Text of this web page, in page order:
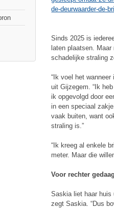
de-deurwaarder-de-
Sinds 2025 is
laten plaatsen. Maar
schadelijke straling
“Ik voel het
uit Gijzegem. “Ik
ik opgevolgd door
in een speciaal
vaak buiten, want
straling is.”
“Ik kreeg al enkele
meter. Maar die
Voor rechter
Saskia liet haar huis
zegt Saskia. “Dus